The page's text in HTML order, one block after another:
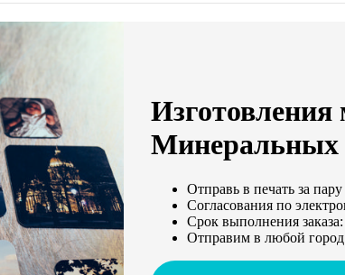
Изготовления
Минеральных
Отправь в печать за
Согласования по
Срок выполнения
Отправим в любой